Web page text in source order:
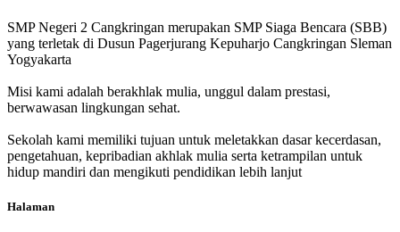
SMP Negeri 2 Cangkringan merupakan SMP Siaga Bencara (SBB)
yang terletak di Dusun Pagerjurang Kepuharjo Cangkringan Sleman
Yogyakarta
Misi kami adalah berakhlak mulia, unggul dalam prestasi,
berwawasan lingkungan sehat.
Sekolah kami memiliki tujuan untuk meletakkan dasar kecerdasan,
pengetahuan, kepribadian akhlak mulia serta ketrampilan untuk
hidup mandiri dan mengikuti pendidikan lebih lanjut
Halaman